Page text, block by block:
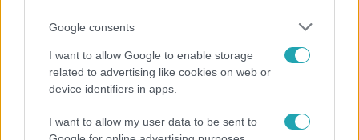
Google consents
I want to allow Google to enable storage
related to advertising like cookies on web or
device identifiers in apps.
I want to allow my user data to be sent to
Népszerű